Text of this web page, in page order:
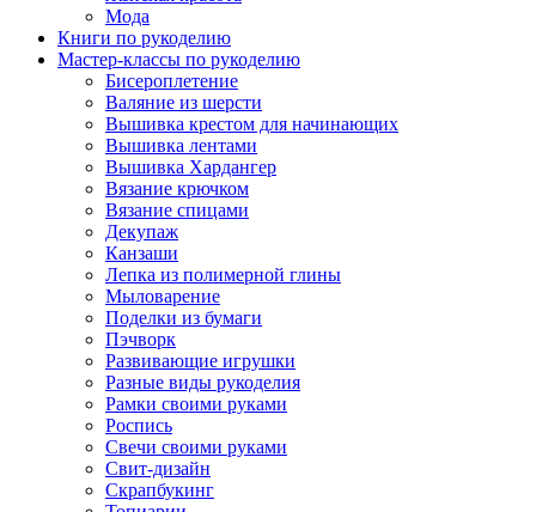
Мода
Книги по рукоделию
Мастер-классы по рукоделию
Бисероплетение
Валяние из шерсти
Вышивка крестом для начинающих
Вышивка лентами
Вышивка Хардангер
Вязание крючком
Вязание спицами
Декупаж
Канзаши
Лепка из полимерной глины
Мыловарение
Поделки из бумаги
Пэчворк
Развивающие игрушки
Разные виды рукоделия
Рамки своими руками
Роспись
Свечи своими руками
Свит-дизайн
Скрапбукинг